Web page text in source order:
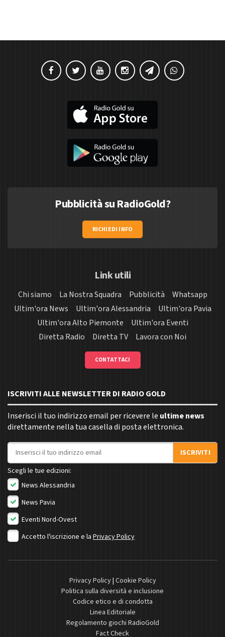
Pubblicità su RadioGold?
RICHIEDI INFO
Link utili
Chi siamo La Nostra Squadra Pubblicità
Whatsapp
Ultim'ora News
Ultim'ora Alessandria
Ultim'ora Pavia
Ultim'ora Alto Piemonte
Ultim'ora Eventi
Diretta Radio
Diretta TV Lavora con Noi
CONTATTACI
ISCRIVITI ALLE NEWSLETTER DI RADIO GOLD
Inserisci il tuo indirizzo email per ricevere le ultime news
direttamente nella tua casella di posta elettronica.
Indirizzo email
ISCRIVITI
Scegli le tue edizioni:
News Alessandria
News Pavia
Eventi Nord-Ovest
Accetto l'iscrizione e la Privacy Policy
Privacy Policy| Cookie Policy
Politica sulla diversità e inclusione
Codice etico e di condotta
Linea Editoriale
Regolamento giochi RadioGold
Fact Check